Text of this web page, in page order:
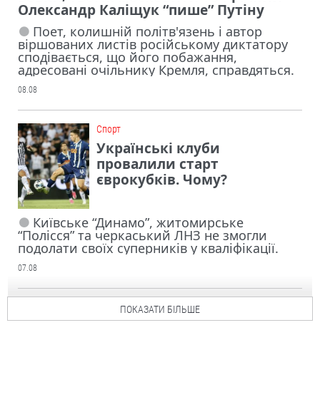
Олександр Каліщук “пише” Путіну
Поет, колишній політв'язень і автор
віршованих листів російському диктатору
сподівається, що його побажання,
адресовані очільнику Кремля, справдяться.
08.08
Cпорт
Українські клуби
провалили старт
єврокубків. Чому?
Київське “Динамо”, житомирське
“Полісся” та черкаський ЛНЗ не змогли
подолати своїх суперників у кваліфікації.
07.08
ПОКАЗАТИ БІЛЬШЕ